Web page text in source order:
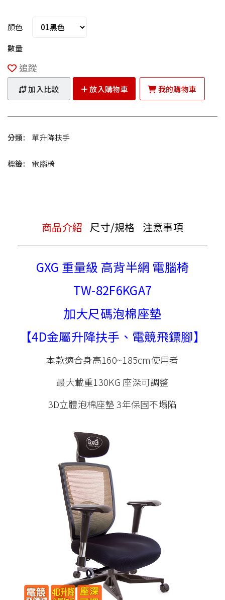
顏色
數量
追蹤
加入比較 放入購物車 我的購物車
分類: 單升降扶手
標籤: 電腦椅
商品介紹 尺寸/規格 注意事項
GXG 重量級 高背半網 電腦椅
TW-82F6KGA7
加大尺碼泡棉座墊
【4D金屬升降扶手、電競飛鏢腳】
本款適合身高160~185cm使用者
最大載重130KG 座深可調整
3D立體泡棉座墊 3年保固不塌陷